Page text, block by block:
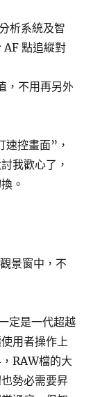
析系統及智
AF 點追縱對
，不用再另外
控畫面”，
我歡心了，
。
景窗中，不
定是一代超越
用者操作上
RAW檔的大
勢必需要昇